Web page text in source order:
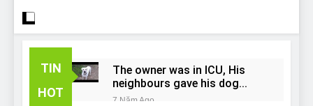
TIN
HOT
The owner was in ICU, His
neighbours gave his dog
away!
7 Năm Ago